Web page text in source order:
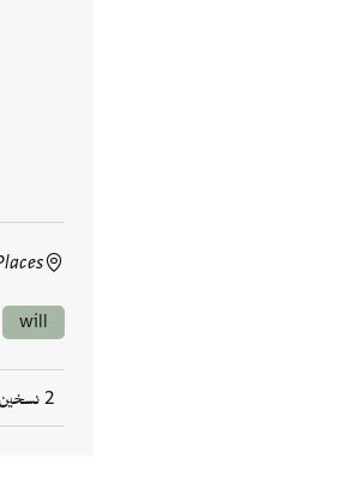
will
2 نسخين